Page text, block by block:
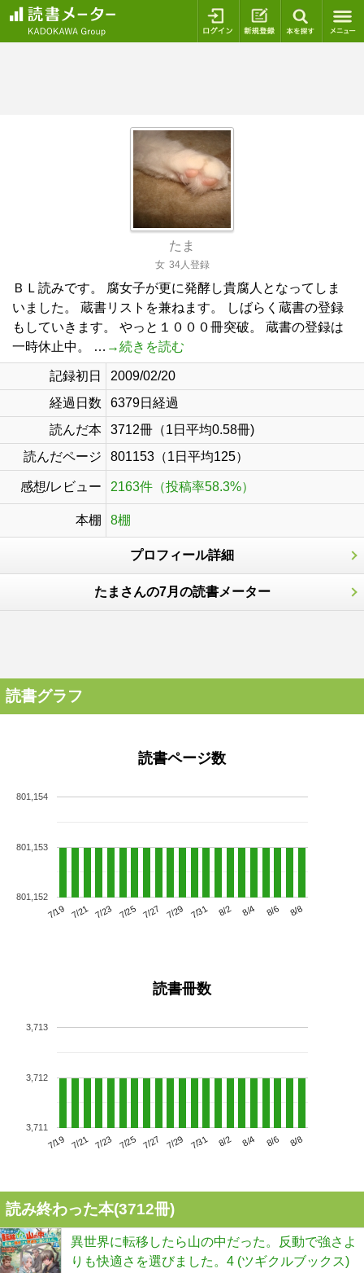
ログイン 新規登録
たま
女 34人登録
ＢＬ読みです。 腐女子が更に発酵し貴腐人となってしま
いました。 蔵書リストを兼ねます。 しばらく蔵書の登録
もしていきます。 やっと１０００冊突破。 蔵書の登録は
一時休止中。 … →続きを読む
記録初日
2009/02/20
経過日数
6379日経過
読んだ本
3712冊（1日平均0.58冊)
読んだページ
801153（1日平均125）
感想/レビュー 2163件（投稿率58.3%）
本棚 8棚
プロフィール詳細
たまさんの7月の読書メーター
読書グラフ
読書ページ数
7/19 7/21 7/23 7/25 7/27 7/29 7/31 8/2 8/4 8/6 8/8
801,152
801,153
801,154
読書冊数
7/19 7/21 7/23 7/25 7/27 7/29 7/31 8/2 8/4 8/6 8/8
3,711
3,712
3,713
読み終わった本(3712冊)
異世界に転移したら山の中だった。反動で強さよ
りも快適さを選びました。4 (ツギクルブックス)